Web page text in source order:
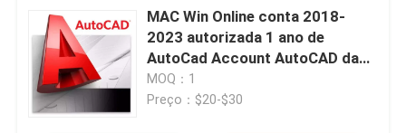
MAC Win Online conta 2018-
2023 autorizada 1 ano de
AutoCad Account AutoCAD da
versão da educação do e-mail
MOQ：1
Preço：$20-$30